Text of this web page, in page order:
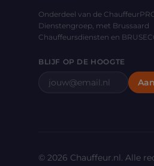
Onderdeel van de
Dienstengroep, met Brussaard
Chauffeursdiensten en
BLIJF OP DE HOOGTE
E-mailadres
© 2026 Chauffeur.nl. Alle